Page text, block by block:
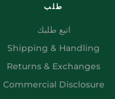
طلب
اتبع طلبك
Shipping & Handling
Returns & Exchanges
Commercial Disclosure